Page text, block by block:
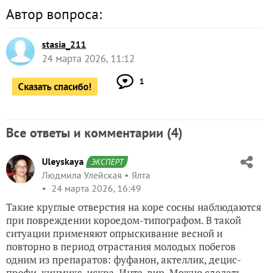
Автор вопроса:
stasia_211
24 марта 2026, 11:12
Сказать спасибо! 1
Все ответы и комментарии (4)
Uleyskaya ЭКСПЕРТ
Людмила Улейская
Ялта
24 марта 2026, 16:49
Такие круглые отверстия на коре сосны наблюдаются
при повреждении короедом-типографом. В такой
ситуации применяют опрыскивание весной и
повторно в период отрастания молодых побегов
одним из препаратов: фуфанон, актеллик, децис-